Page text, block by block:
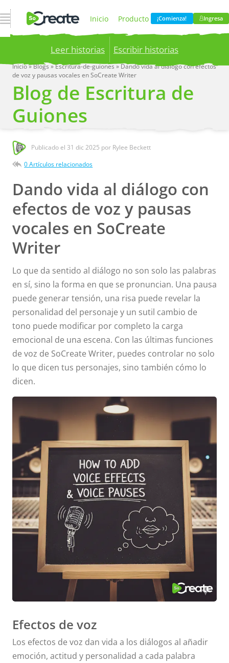
Abrir navegación Inicio Producto
Precios Blog
Compania
¡Comienza! Ingresa
Leer historias Escribir historias
Publish your stories to a global audience.
now!
Inicio»Blogs»Escritura-de-guiones»Dando vida al diálogo con efectos
de voz y pausas vocales en SoCreate Writer
Blog de Escritura de
Guiones
Publicado el31 dic 2025 por Rylee Beckett
0 Artículos relacionados
Dando vida al diálogo con
efectos de voz y pausas
vocales en SoCreate
Writer
Lo que da sentido al diálogo no son solo las palabras
en sí, sino la forma en que se pronuncian. Una pausa
puede generar tensión, una risa puede revelar la
personalidad del personaje y un sutil cambio de
tono puede modificar por completo la carga
emocional de una escena. Con las últimas funciones
de voz de SoCreate Writer, puedes controlar no solo
lo que dicen tus personajes, sino también cómo lo
dicen.
Efectos de voz
Los efectos de voz dan vida a los diálogos al añadir
emoción, actitud y personalidad a cada palabra